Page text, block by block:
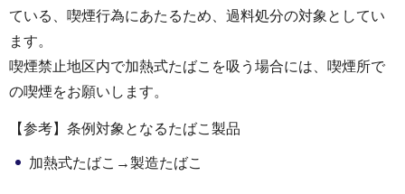
ている、喫煙行為にあたるため、過料処分の対象としてい
ます。
喫煙禁止地区内で加熱式たばこを吸う場合には、喫煙所で
の喫煙をお願いします。
【参考】条例対象となるたばこ製品
加熱式たばこ→製造たばこ